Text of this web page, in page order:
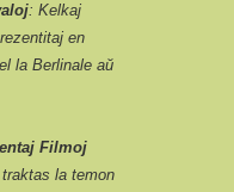
: Kelkaj
en
la Berlinale aŭ
Filmoj
la temon